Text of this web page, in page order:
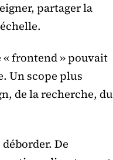
partager la
« frontend » pouvait
Un scope plus
de la recherche, du
déborder. De